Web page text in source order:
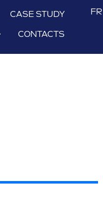
CASE STUDY
CONTACTS
FR